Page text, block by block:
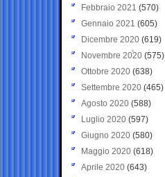
Febbraio 2021 (570)
Gennaio 2021 (605)
Dicembre 2020 (619)
Novembre 2020 (575)
Ottobre 2020 (638)
Settembre 2020(465)
Agosto 2020 (588)
Luglio 2020 (597)
Giugno 2020 (580)
Maggio 2020 (618)
Aprile 2020 (643)